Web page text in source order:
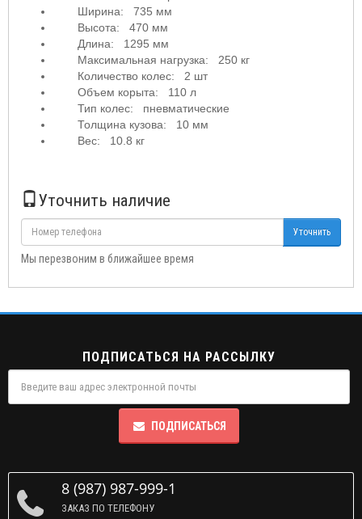
Ширина: 735 мм
Высота: 470 мм
Длина: 1295 мм
Максимальная нагрузка: 250 кг
Количество колес: 2 шт
Объем корыта: 110 л
Тип колес: пневматические
Толщина кузова: 10 мм
Вес: 10.8 кг
Уточнить наличие
Уточнить
Мы перезвоним в ближайшее время
ПОДПИСАТЬСЯ НА РАССЫЛКУ
ПОДПИСАТЬСЯ
8 (987) 987-999-1
ЗАКАЗ ПО ТЕЛЕФОНУ